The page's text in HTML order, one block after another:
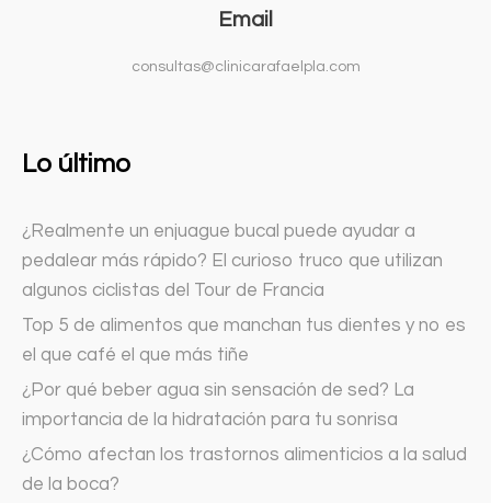
Email
consultas@clinicarafaelpla.com
Lo último
¿Realmente un enjuague bucal puede ayudar a
pedalear más rápido? El curioso truco que utilizan
algunos ciclistas del Tour de Francia
Top 5 de alimentos que manchan tus dientes y no es
el que café el que más tiñe
¿Por qué beber agua sin sensación de sed? La
importancia de la hidratación para tu sonrisa
¿Cómo afectan los trastornos alimenticios a la salud
de la boca?